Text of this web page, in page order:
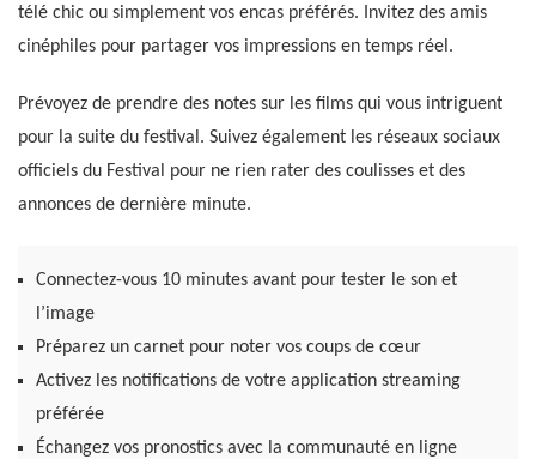
télé chic ou simplement vos encas préférés. Invitez des amis
cinéphiles pour partager vos impressions en temps réel.
Prévoyez de prendre des notes sur les films qui vous intriguent
pour la suite du festival. Suivez également les réseaux sociaux
officiels du Festival pour ne rien rater des coulisses et des
annonces de dernière minute.
Connectez-vous 10 minutes avant pour tester le son et
l’image
Préparez un carnet pour noter vos coups de cœur
Activez les notifications de votre application streaming
préférée
Échangez vos pronostics avec la communauté en ligne